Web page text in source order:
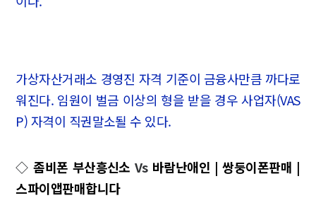
가상자산거래소 경영진 자격 기준이 금융사만큼 까다로
워진다. 임원이 벌금 이상의 형을 받을 경우 사업자(VAS
P) 자격이 직권말소될 수 있다.
◇좀비폰 부산흥신소 Vs 바람난애인 | 쌍둥이폰판매 |
스파이앱판매합니다